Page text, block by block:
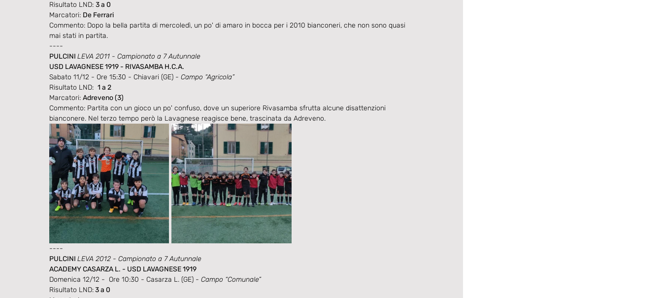
Risultato LND: 3 a 0
Marcatori: De Ferrari
Commento: Dopo la bella partita di mercoledì, un po' di amaro in bocca per i 2010 bianconeri, che non sono quasi
mai stati in partita.
----
PULCINI LEVA 2011 - Campionato a 7 Autunnale
USD LAVAGNESE 1919 - RIVASAMBA H.C.A.
Sabato 11/12 - Ore 15:30 - Chiavari (GE) - Campo “Agricola”
Risultato LND: 1 a 2
Marcatori: Adreveno (3)
Commento: Partita con un gioco un po' confuso, dove un superiore Rivasamba sfrutta alcune disattenzioni
bianconere. Nel terzo tempo però la Lavagnese reagisce bene, trascinata da Adreveno.
----
PULCINI LEVA 2012 - Campionato a 7 Autunnale
ACADEMY CASARZA L. - USD LAVAGNESE 1919
Domenica 12/12 -  Ore 10:30 - Casarza L. (GE) - Campo “Comunale”
Risultato LND: 3 a 0